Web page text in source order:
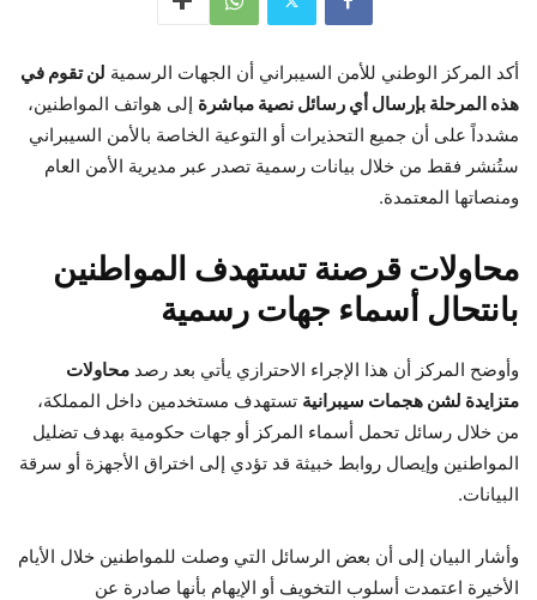
أكد المركز الوطني للأمن السيبراني أن الجهات الرسمية لن تقوم في
هذه المرحلة بإرسال أي رسائل نصية مباشرة إلى هواتف المواطنين،
مشدداً على أن جميع التحذيرات أو التوعية الخاصة بالأمن السيبراني
ستُنشر فقط من خلال بيانات رسمية تصدر عبر مديرية الأمن العام
ومنصاتها المعتمدة.
محاولات قرصنة تستهدف المواطنين
بانتحال أسماء جهات رسمية
وأوضح المركز أن هذا الإجراء الاحترازي يأتي بعد رصد محاولات
متزايدة لشن هجمات سيبرانية تستهدف مستخدمين داخل المملكة،
من خلال رسائل تحمل أسماء المركز أو جهات حكومية بهدف تضليل
المواطنين وإيصال روابط خبيثة قد تؤدي إلى اختراق الأجهزة أو سرقة
البيانات.
وأشار البيان إلى أن بعض الرسائل التي وصلت للمواطنين خلال الأيام
الأخيرة اعتمدت أسلوب التخويف أو الإيهام بأنها صادرة عن